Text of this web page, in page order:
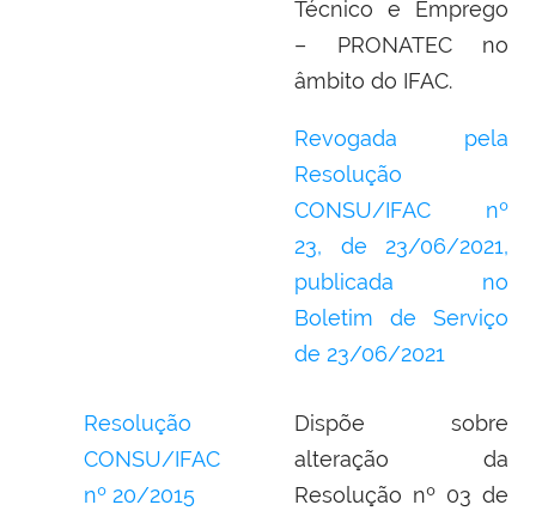
Técnico e Emprego
– PRONATEC no
âmbito do IFAC.
Revogada pela
Resolução
CONSU/IFAC nº
23,
de 23/06/2021,
publicada no
Boletim de Serviço
de 23/06/2021
Resolução
CONSU/IFAC
nº 20/2015
Dispõe sobre
alteração da
Resolução nº 03 de